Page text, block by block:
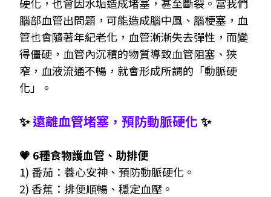
腦部血管出問題，可能造成腦中風、腦梗塞，血
管也會隨著年紀老化，血管漸漸失去彈性，而變
得僵硬，血管內沉積的物質導致血管阻塞、狹
窄，血液流通不暢，就會形成所謂的「動脈硬
化」。
✨遠離血管堵塞，預防動脈硬化✨
💗 6種食物護血管、助排便
1) 番茄：養心安神、預防動脈硬化。
2) 香蕉：排便順暢、穩定血壓。